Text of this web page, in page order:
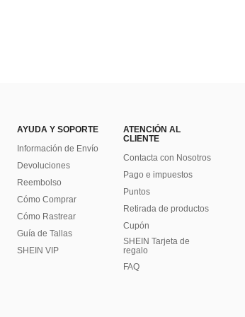
AYUDA Y SOPORTE
Información de Envío
Devoluciones
Reembolso
Cómo Comprar
Cómo Rastrear
Guía de Tallas
SHEIN VIP
ATENCIÓN AL
CLIENTE
Contacta con Nosotros
Pago e impuestos
Puntos
Retirada de productos
Cupón
SHEIN Tarjeta de
regalo
FAQ